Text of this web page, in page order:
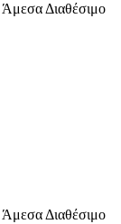
Άμεσα Διαθέσιμο
Άμεσα Διαθέσιμο